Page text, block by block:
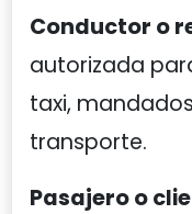
Conductor o
autorizada
taxi,
transporte.
Pasajero o